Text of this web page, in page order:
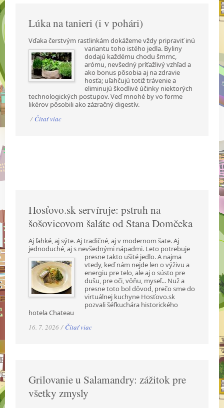
Lúka na tanieri (i v pohári)
Vďaka čerstvým rastlinkám dokážeme vždy pripraviť inú
variantu toho istého jedla. Byliny
dodajú každému chodu šmrnc,
arómu, nevšedný príťažlivý vzhľad a
ako bonus pôsobia aj na zdravie
hosťa; uľahčujú totiž trávenie a
eliminujú škodlivé účinky niektorých
technologických postupov. Veď mnohé by vo forme
likérov pôsobili ako zázračný digestív.
/ Čítať viac
Hosťovo.sk servíruje: pstruh na
šošovicovom šaláte od Stana Domčeka
Aj ľahké, aj sýte. Aj tradičné, aj v modernom šate. Aj
jednoduché, aj s nevšednými nápadmi. Leto potrebuje
presne takto ušité jedlo. A najmä
vtedy, keď nám nejde len o výživu a
energiu pre telo, ale aj o sústo pre
dušu, pre oči, vôňu, myseľ... Nuž a
presne toto bol dôvod, prečo sme do
virtuálnej kuchyne Hosťovo.sk
pozvali šéfkuchára historického
hotela Chateau
16. 7. 2026 / Čítať viac
Grilovanie u Salamandry: zážitok pre
všetky zmysly